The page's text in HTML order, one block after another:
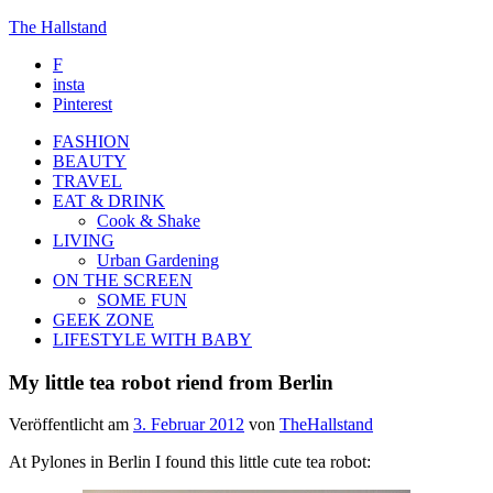
The Hallstand
F
insta
Pinterest
FASHION
BEAUTY
TRAVEL
EAT & DRINK
Cook & Shake
LIVING
Urban Gardening
ON THE SCREEN
SOME FUN
GEEK ZONE
LIFESTYLE WITH BABY
My little tea robot riend from Berlin
Veröffentlicht am 3. Februar 2012 von TheHallstand
At Pylones in Berlin I found this little cute tea robot: